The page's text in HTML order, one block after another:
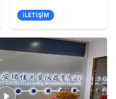
Sensörü
İLETIŞIM